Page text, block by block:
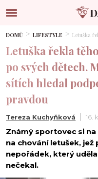
DOMŮ LIFESTYLE Letuška
Letuška řekla
po svých dětech.
sítích hledal
pravdou
Tereza Kuchyňková 16.
Známý sportovec si
na chování letušek,
nepořádek, který
nečekal.